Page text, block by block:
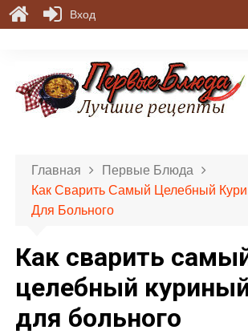
Главная
Первые Блюда
Как Сварить Самый Целебный
Для Больного
Как сварить
целебный
для больного
Вход